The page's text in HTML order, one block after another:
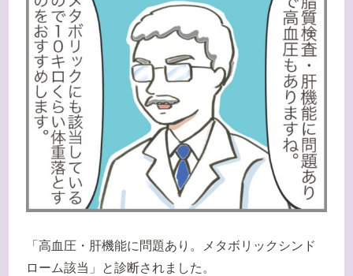
「高血圧・肝機能に問題あり。メタボリックシンド
ローム該当」と診断されました。